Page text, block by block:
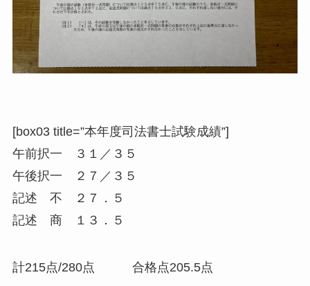
[box03 title=”本年度司法書士試験成績”]
午前択一 ３１／３５
午後択一 ２７／３５
記述 不 ２７．５
記述 商 １３．５
計215点/280点 合格点205.5点